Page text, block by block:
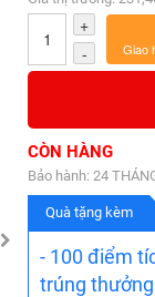
+
-
Giao
CÒN HÀNG
Bảo hành: 24
Quà tặng kèm
- 100 điểm
trúng thưởng